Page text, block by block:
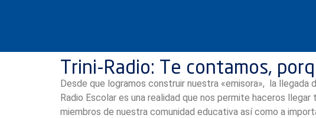
Trini-Radio: Te contamos,
Desde que logramos construir nuestra «emisora», la
Radio Escolar es una realidad que nos permite haceros
miembros de nuestra comunidad educativa así como a